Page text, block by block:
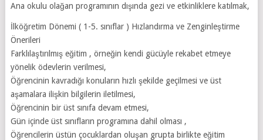
Ana okulu olağan programının dışında gezi ve etkinliklere katılmak,
İlköğretim Dönemi ( 1-5. sınıflar ) Hızlandırma ve Zenginleştirme
Önerileri
Farklılaştırılmış eğitim , örneğin kendi gücüyle rekabet etmeye
yönelik ödevlerin verilmesi,
Öğrencinin kavradığı konuların hızlı şekilde geçilmesi ve üst
aşamalara ilişkin bilgilerin iletilmesi,
Öğrencinin bir üst sınıfa devam etmesi,
Gün içinde üst sınıfların programına dahil olması ,
Öğrencilerin üstün çocuklardan oluşan grupta birlikte eğitim